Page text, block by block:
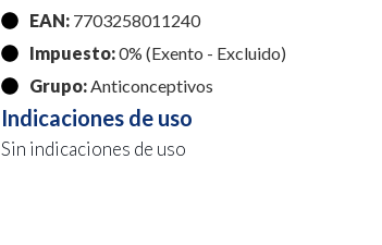
EAN:7703258011240
Impuesto:0% (Exento - Excluido)
Grupo:Anticonceptivos
Indicaciones de uso
Sin indicaciones de uso